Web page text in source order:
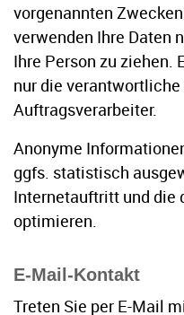
vorgenannten
verwenden Ihre Daten
Ihre Person zu ziehen.
nur die
Auftragsverarbeiter.
Anonyme
ggfs. statistisch
Internetauftritt und die
optimieren.
E-Mail-Kontakt
Treten Sie per E-Mail